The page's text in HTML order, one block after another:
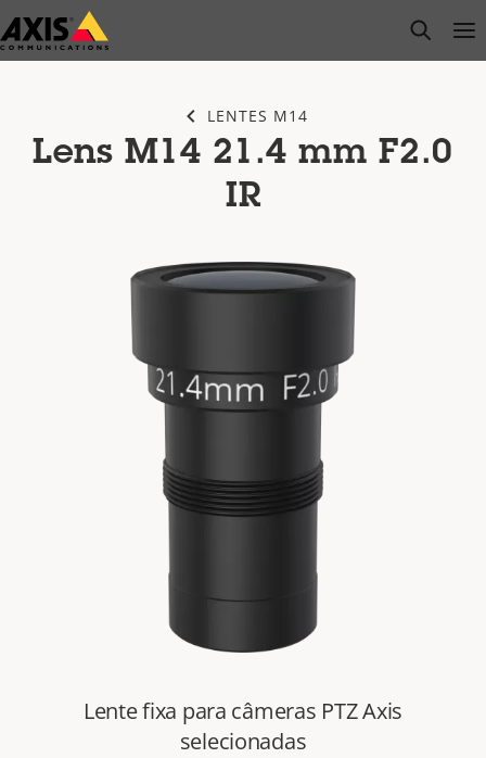
Pular
para
open
LENTES M14
Lens M14 21.4 mm F2.0
IR
Lente fixa para câmeras PTZ Axis
selecionadas